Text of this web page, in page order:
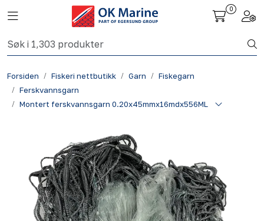
Skip to main content
Toggle navigation
0
Forsiden Fiskeri nettbutikk Garn
Fiskegarn
Ferskvannsgarn
Montert ferskvannsgarn 0.20x45mmx16mdx556ML
Fiskeri nettbutikk
Havbruk
Kontakt